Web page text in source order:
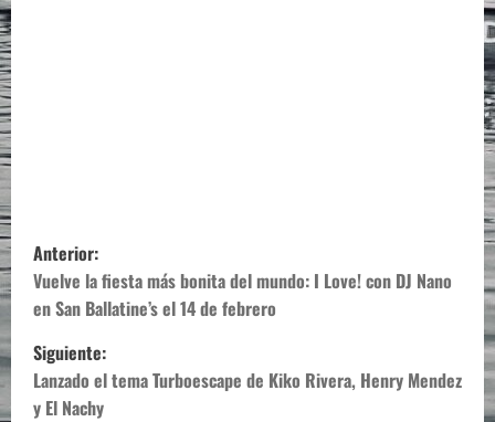
N
a
v
e
Anterior:
Vuelve la fiesta más bonita del mundo: I Love! con DJ Nano
en San Ballatine’s el 14 de febrero
Siguiente:
Lanzado el tema Turboescape de Kiko Rivera, Henry Mendez
y El Nachy